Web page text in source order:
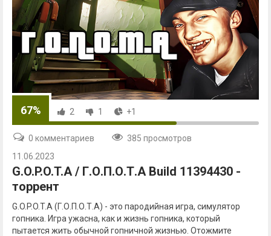
67% 2 1 +1
0 комментариев
385 просмотров
11.06.2023
G.O.P.O.T.A / Г.О.П.О.Т.А Build 11394430 -
торрент
G.O.P.O.T.A (Г.О.П.О.Т.А) - это пародийная игра, симулятор
гопника. Игра ужасна, как и жизнь гопника, который
пытается жить обычной гопничной жизнью. Отожмите